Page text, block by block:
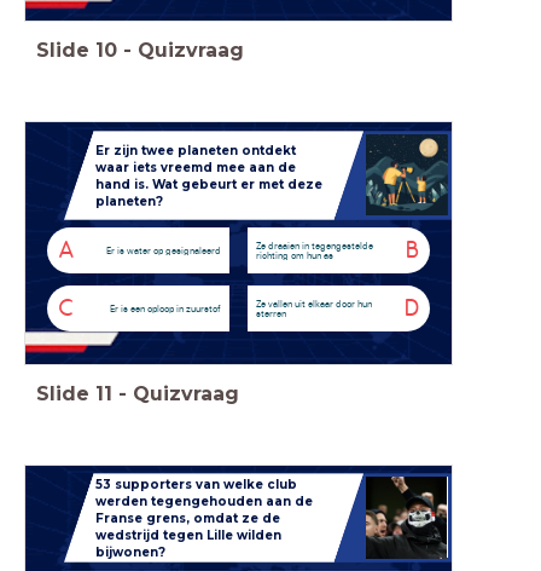
Slide 10 - Quizvraag
Er zijn twee planeten ontdekt
waar iets vreemd mee aan de
hand is. Wat gebeurt er met deze
planeten?
A Er is water op gesignaleerd B
Ze draaien in tegengestelde
richting om hun as
C Er is een oploop in zuurstof D
Ze vallen uit elkaar door hun
sterren
Slide 11 - Quizvraag
53 supporters van welke club
werden tegengehouden aan de
Franse grens, omdat ze de
wedstrijd tegen Lille wilden
bijwonen?